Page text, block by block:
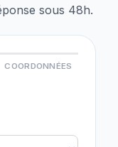
sous 48h.
COORDONNÉES